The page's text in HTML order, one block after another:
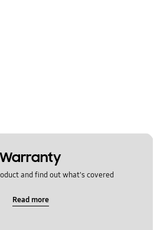
Warranty
and find out what's covered
Read more